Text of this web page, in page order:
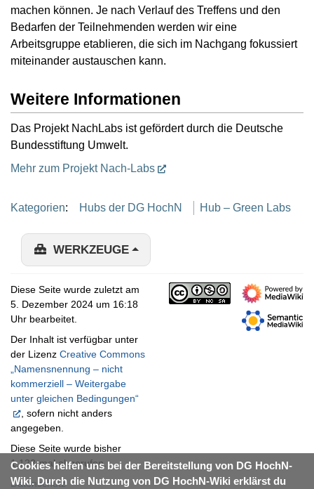
machen können. Je nach Verlauf des Treffens und den
Bedarfen der Teilnehmenden werden wir eine
Arbeitsgruppe etablieren, die sich im Nachgang fokussiert
miteinander austauschen kann.
Weitere Informationen
Das Projekt NachLabs ist gefördert durch die Deutsche
Bundesstiftung Umwelt.
Mehr zum Projekt Nach-Labs
Cookies helfen uns bei der Bereitstellung von DG HochN-
Wiki. Durch die Nutzung von DG HochN-Wiki erklärst du
Kategorien: Hubs der DG HochN Hub – Green Labs
WERKZEUGE
Diese Seite wurde zuletzt am
5. Dezember 2024 um 16:18
Uhr bearbeitet.
Der Inhalt ist verfügbar unter
der Lizenz Creative Commons
„Namensnennung – nicht
kommerziell – Weitergabe
unter gleichen Bedingungen“
, sofern nicht anders
angegeben.
Diese Seite wurde bisher
1.123-mal abgerufen.
Datenschutz